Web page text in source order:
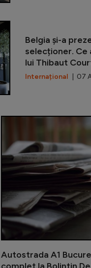
Belgia și-a
selecționer. Ce
lui Thibaut
Internațional | 07
3 digitalizează
Autostrada A1